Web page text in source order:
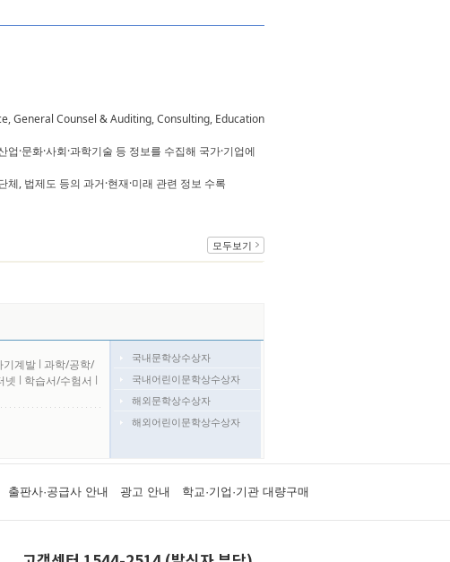
General Counsel & Auditing, Consulting, Education
·문화·사회·과학기술 등 정보를 수집해 국가·기업에
, 법제도 등의 과거·현재·미래 관련 정보 수록
모두보기
기계발 l 과학/공학/
넷 l 학습서/수험서 l
국내문학상수상자
국내어린이문학상수상자
해외문학상수상자
해외어린이문학상수상자
출판사·공급사 안내 광고 안내 학교·기업·기관 대량구매